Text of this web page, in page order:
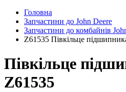
Головна
Запчастини до John Deere
Запчастини до комбайнів
Z61535 Півкільце
Півкільце
Z61535